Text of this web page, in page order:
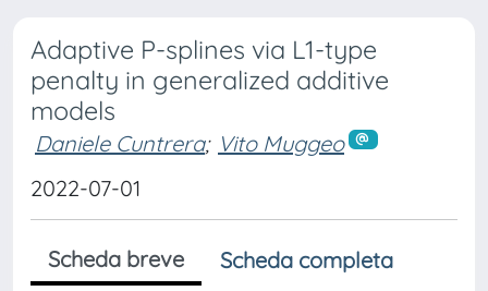
Adaptive P-splines via L1-type
penalty in generalized additive
models
Daniele Cuntrera; Vito Muggeo
2022-07-01
Scheda breve
Scheda completa